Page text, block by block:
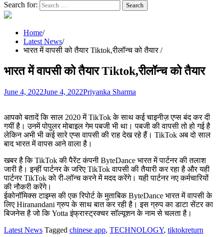
Search for:
Home
Latest News
भारत में वापसी को तैयार Tiktok,रीलॉन्च को तैयार
भारत में वापसी को तैयार Tiktok,रीलॉन्च को तैयार
June 4, 2022June 4, 2022Priyanka Sharma
आपको बतादें कि साल 2020 में TikTok के साथ कई चाइनीज़ एप्स बंद कर दी
गयीं है। उनमें पोपुलर मोबाइल गेम पबजी भी था। पबजी की वापसी तो हो गई है
लेकिन अभी भी कई सारे एप्स वापसी की राह देख रहे हैं। TikTok अब दो साल
बाद भारत में वापस आने वाला है।
खबर है कि TikTok की पैरेंट कंपनी ByteDance भारत में पार्टनर की तलाश
जारी है। इन्हीं पार्टनर के जरिए TikTok वापसी की तैयारी कर रहा है और यही
पार्टनर TikTok को री-लॉन्च करने में मदद करेंगे। यही पार्टनर नए कर्मचारियों
की नौकरी करेंगे।
ईकोनॉमिक्स टाइम्स की एक रिपोर्ट के मुताबिक ByteDance भारत में वापसी के
लिए Hiranandani ग्रुप के साथ बात कर रही है। इस ग्रुप का डाटा सेंटर का
बिजनेस है जो कि Yotta इंफ्रास्ट्रक्चर सॉल्यूशन के नाम से चलता है।
Latest News Tagged chinese app, TECHNOLOGY, tiktokreturn